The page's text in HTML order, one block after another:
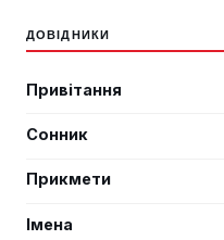
ДОВІДНИКИ
Привітання
Сонник
Прикмети
Імена